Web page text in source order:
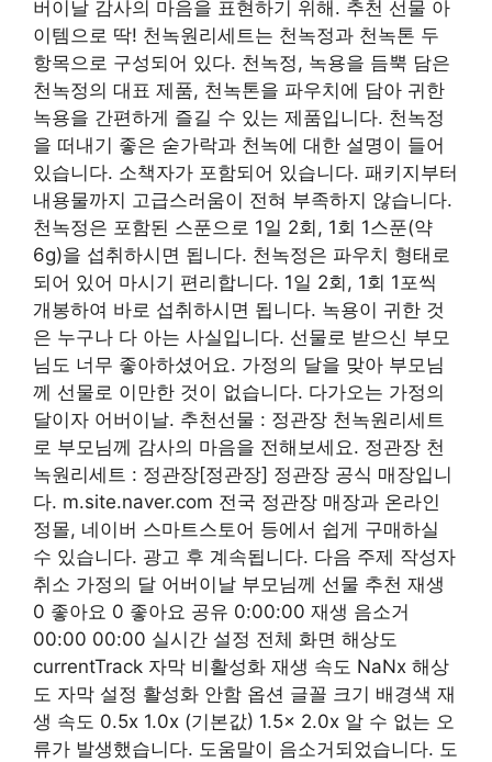
버이날 감사의 마음을 표현하기 위해. 추천 선물 아
이템으로 딱! 천녹원리세트는 천녹정과 천녹톤 두
항목으로 구성되어 있다. 천녹정, 녹용을 듬뿍 담은
천녹정의 대표 제품, 천녹톤을 파우치에 담아 귀한
녹용을 간편하게 즐길 수 있는 제품입니다. 천녹정
을 떠내기 좋은 숟가락과 천녹에 대한 설명이 들어
있습니다. 소책자가 포함되어 있습니다. 패키지부터
내용물까지 고급스러움이 전혀 부족하지 않습니다.
천녹정은 포함된 스푼으로 1일 2회, 1회 1스푼(약
6g)을 섭취하시면 됩니다. 천녹정은 파우치 형태로
되어 있어 마시기 편리합니다. 1일 2회, 1회 1포씩
개봉하여 바로 섭취하시면 됩니다. 녹용이 귀한 것
은 누구나 다 아는 사실입니다. 선물로 받으신 부모
님도 너무 좋아하셨어요. 가정의 달을 맞아 부모님
께 선물로 이만한 것이 없습니다. 다가오는 가정의
달이자 어버이날. 추천선물 : 정관장 천녹원리세트
로 부모님께 감사의 마음을 전해보세요. 정관장 천
녹원리세트 : 정관장[정관장] 정관장 공식 매장입니
다. m.site.naver.com 전국 정관장 매장과 온라인
정몰, 네이버 스마트스토어 등에서 쉽게 구매하실
수 있습니다. 광고 후 계속됩니다. 다음 주제 작성자
취소 가정의 달 어버이날 부모님께 선물 추천 재생
0 좋아요 0 좋아요 공유 0:00:00 재생 음소거
00:00 00:00 실시간 설정 전체 화면 해상도
currentTrack 자막 비활성화 재생 속도 NaNx 해상
도 자막 설정 활성화 안함 옵션 글꼴 크기 배경색 재
생 속도 ​0.5x 1.0x (기본값) 1.5x 2.0x 알 수 없는 오
류가 발생했습니다. 도움말이 음소거되었습니다. 도